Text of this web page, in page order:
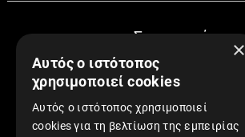
Συνεργασίες ×
Αυτός ο ιστότοπος
χρησιμοποιεί cookies
Αυτός ο ιστότοπος χρησιμοποιεί
cookies για τη βελτίωση της εμπειρίας